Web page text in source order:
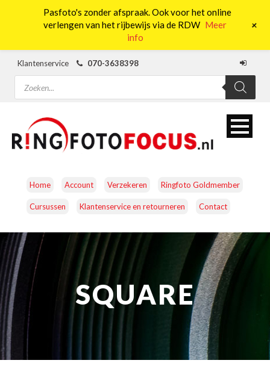
Klantenservice
070-3638398
Producten
zoeken
Home Account Verzekeren Ringfoto Goldmember
Cursussen Klantenservice en retourneren Contact
CAMERA’S OBJECTIEVEN ACCESSOIRES
NATUUROBSERVATIE MEDIA EN ENERGIE
STUDIOFOTOGRAFIE OCCASIONS
SQUARE
Pasfoto's zonder afspraak. Ook voor het online
verlengen van het rijbewijs via de RDW Meer
info
+